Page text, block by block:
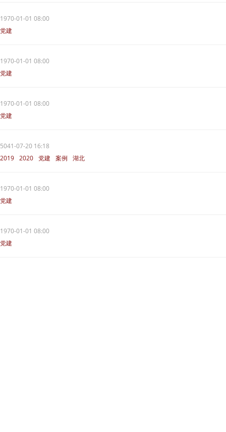
1970-01-01 08:00
党建
1970-01-01 08:00
党建
1970-01-01 08:00
党建
5041-07-20 16:18
2019 2020 党建 案例 湖北
1970-01-01 08:00
党建
1970-01-01 08:00
党建